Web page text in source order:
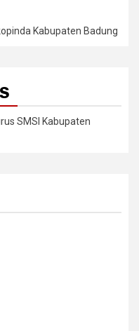
Kabupaten Badung
SMSI Kabupaten